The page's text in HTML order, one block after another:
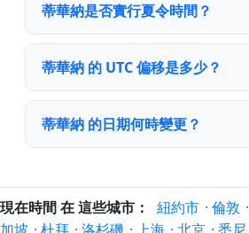
蒂華納是否實行夏令時間？
蒂華納 的 UTC 偏移是多少？
蒂華納 的日期何時變更？
現在時間 在 這些城市： 紐約市 · 倫敦 ·